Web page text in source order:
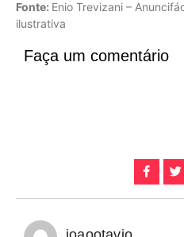
Fonte: Enio Trevizani –
ilustrativa
Faça um comentário